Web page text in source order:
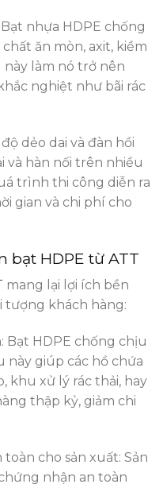
nhựa HDPE chống
ăn mòn, axit, kiềm
này làm nó trở nên
nghiệt như bãi rác
dẻo dai và đàn hồi
và hàn nối trên nhiều
trình thi công diễn ra
gian và chi phí cho
bạt HDPE từ ATT
mang lại lợi ích bền
tượng khách hàng:
Bạt HDPE chống chịu
này giúp các hồ chứa
khu xử lý rác thải, hay
thập kỷ, giảm chi
cho sản xuất: Sản
nhận an toàn